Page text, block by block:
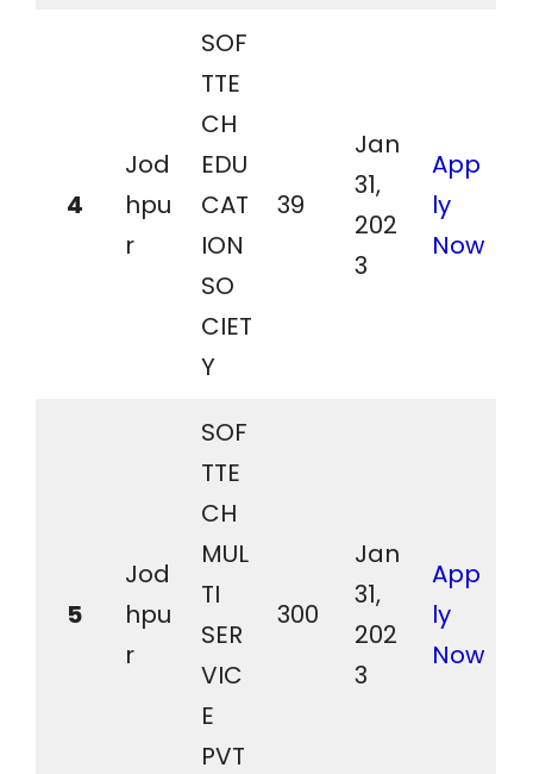
4
Jod
hpu
r
SOF
TTE
CH
EDU
CAT
ION
SO
CIET
Y
39
Jan
31,
202
3
App
ly
Now
5
Jod
hpu
r
SOF
TTE
CH
MUL
TI
SER
VIC
E
PVT
300
Jan
31,
202
3
App
ly
Now